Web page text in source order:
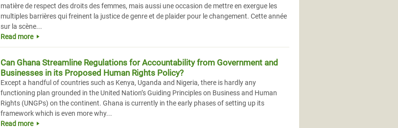
matière de respect des droits des femmes, mais aussi une occasion de mettre en exergue les
multiples barrières qui freinent la justice de genre et de plaider pour le changement. Cette année
sur la scène...
Read more
Can Ghana Streamline Regulations for Accountability from Government and
Businesses in its Proposed Human Rights Policy?
Except a handful of countries such as Kenya, Uganda and Nigeria, there is hardly any
functioning plan grounded in the United Nation’s Guiding Principles on Business and Human
Rights (UNGPs) on the continent. Ghana is currently in the early phases of setting up its
framework which is even more why...
Read more